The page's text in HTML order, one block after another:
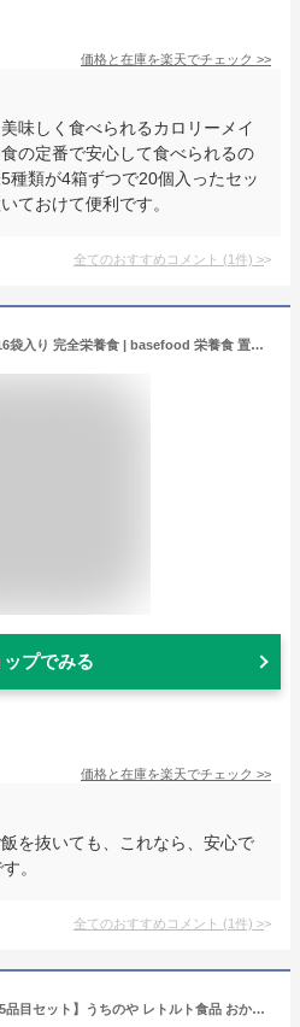
価格と在庫を楽天でチェック >>
味しく食べられるカロリーメイ
の定番で安心して食べられるの
種類が4箱ずつで20個入ったセッ
ておけて便利です。
全てのおすすめコメント (1件) >
BASE BREAD メープル 16袋入り 完全栄養食 | basefood 栄養食 置き換え ダイエット 食品 満腹感 糖質制限 糖質オフ 低糖質 パン 食物繊維 タンパク質 糖質 おやつ お菓子 送料無料 間食 ベースブレッド ベースフード
ップでみる
価格と在庫を楽天でチェック >>
を抜いても、これなら、安心で
。
全てのおすすめコメント (1件) >
【人気 惣菜 詰め合わせ 15品目セット】うちのや レトルト食品 おかず 弁当 国産 無添加 長期保存 常温保存【非常食 保存食 備蓄 防災 常備 ストック 仕送り】